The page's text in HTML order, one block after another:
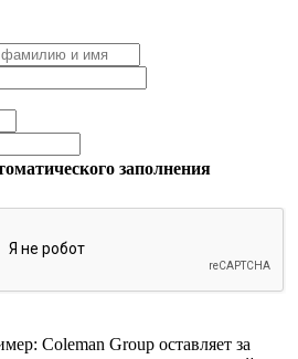
заполнения
Coleman Group оставляет за